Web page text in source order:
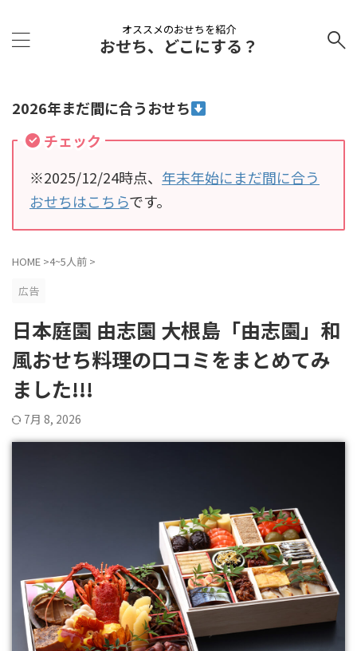
オススメのおせちを紹介
おせち、どこにする？
2026年まだ間に合うおせち
チェック
※2025/12/24時点、 年末年始にまだ間に合う
おせちはこちらです。
HOME >4~5人前 >
広告
日本庭園 由志園 大根島「由志園」和
風おせち料理の口コミをまとめてみ
ました!!!
7月 8, 2026